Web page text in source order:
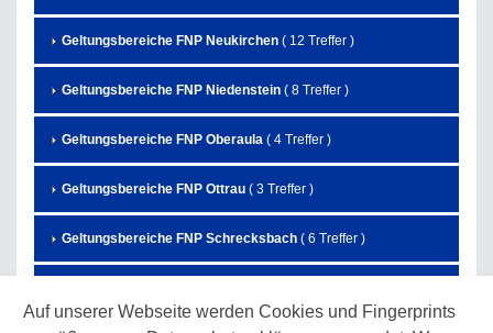
Auf unserer Webseite werden Cookies und Fingerprints
Geltungsbereiche FNP Neukirchen ( 12 Treffer )
Geltungsbereiche FNP Niedenstein ( 8 Treffer )
Geltungsbereiche FNP Oberaula ( 4 Treffer )
Geltungsbereiche FNP Ottrau ( 3 Treffer )
Geltungsbereiche FNP Schrecksbach ( 6 Treffer )